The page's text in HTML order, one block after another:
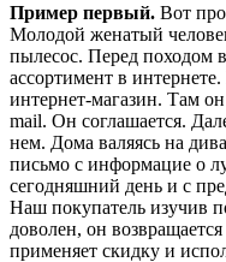
Пример первый. Вот
Молодой женатый
пылесос. Перед походом
ассортимент в
интернет-магазин. Там
mail. Он соглашается.
нем. Дома валяясь на
письмо с информацие о
сегодняшний день и с
Наш покупатель изучив
доволен, он
применяет скидку и